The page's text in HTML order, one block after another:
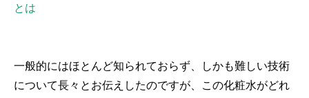
とは
一般的にはほとんど知られておらず、しかも難しい技術
について長々とお伝えしたのですが、この化粧水がどれ